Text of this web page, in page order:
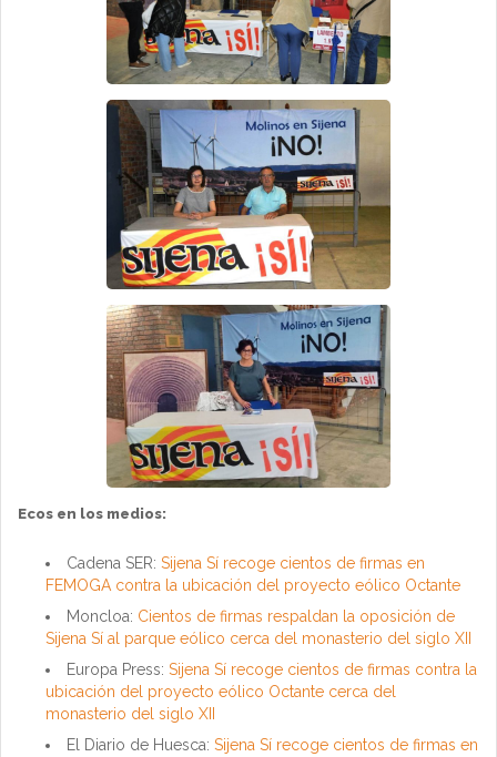
Ecos en los medios:
Cadena SER: Sijena Sí recoge cientos de firmas en
FEMOGA contra la ubicación del proyecto eólico Octante
Moncloa: Cientos de firmas respaldan la oposición de
Sijena Sí al parque eólico cerca del monasterio del siglo XII
Europa Press: Sijena Sí recoge cientos de firmas contra la
ubicación del proyecto eólico Octante cerca del
monasterio del siglo XII
El Diario de Huesca: Sijena Sí recoge cientos de firmas en